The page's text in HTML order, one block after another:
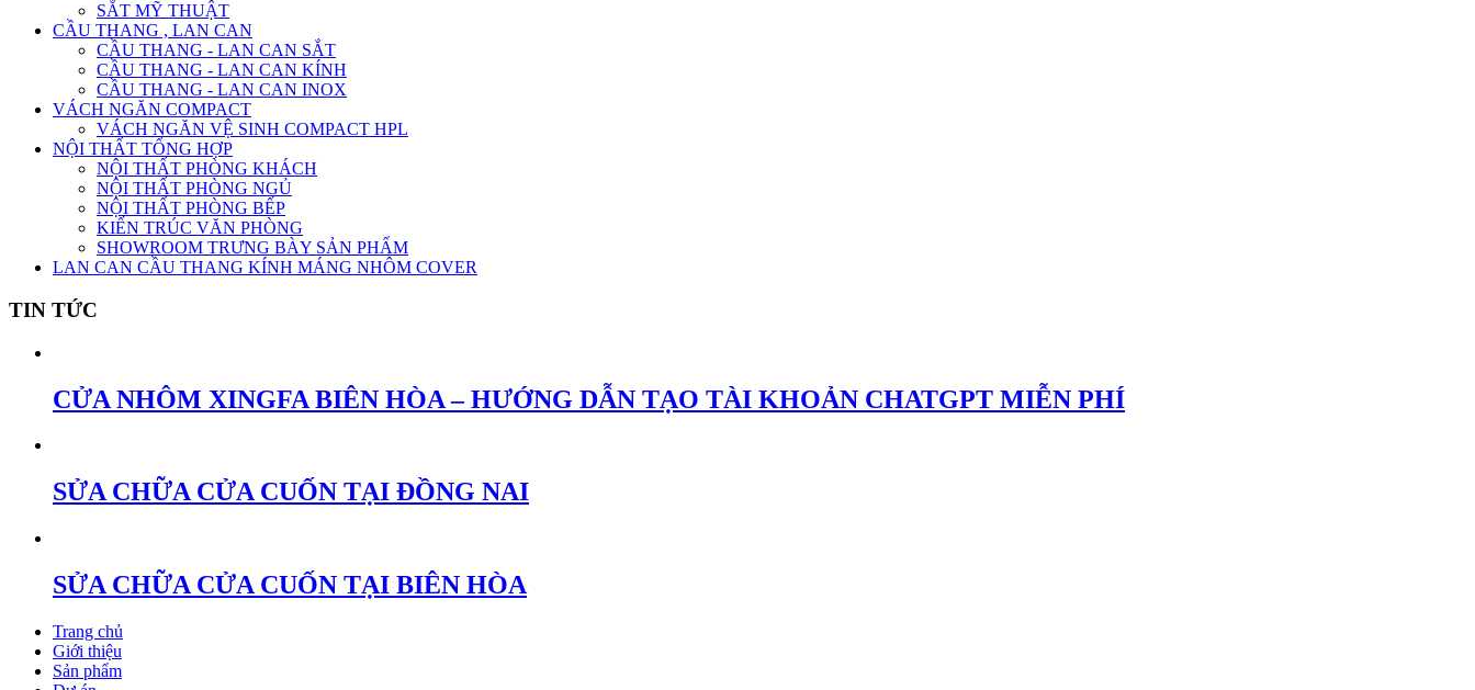
SẮT MỸ THUẬT
CẦU THANG , LAN CAN
CẦU THANG - LAN CAN SẮT
CẦU THANG - LAN CAN KÍNH
CẦU THANG - LAN CAN INOX
VÁCH NGĂN COMPACT
VÁCH NGĂN VỆ SINH COMPACT HPL
NỘI THẤT TỔNG HỢP
NỘI THẤT PHÒNG KHÁCH
NỘI THẤT PHÒNG NGỦ
NỘI THẤT PHÒNG BẾP
KIẾN TRÚC VĂN PHÒNG
SHOWROOM TRƯNG BÀY SẢN PHẨM
LAN CAN CẦU THANG KÍNH MÁNG NHÔM COVER
TIN TỨC
CỬA NHÔM XINGFA BIÊN HÒA – HƯỚNG DẪN TẠO TÀI KHOẢN CHATGPT MIỄN PHÍ
SỬA CHỮA CỬA CUỐN TẠI ĐỒNG NAI
SỬA CHỮA CỬA CUỐN TẠI BIÊN HÒA
Trang chủ
Giới thiệu
Sản phẩm